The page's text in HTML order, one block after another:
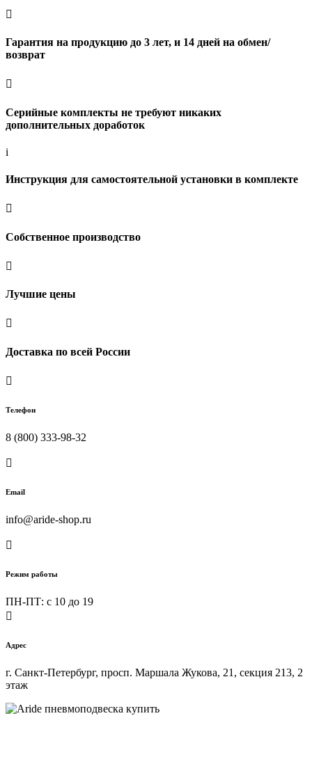

Гарантия на продукцию до 3 лет, и 14 дней на обмен/
возврат

Серийные комплекты не требуют никаких
дополнительных доработок
i
Инструкция для самостоятельной установки в комплекте

Собственное производство

Лучшие цены

Доставка по всей России

Телефон
8 (800) 333-98-32

Email
info@aride-shop.ru

Режим работы
ПН-ПТ: c 10 до 19

Адрес
г. Санкт-Петербург, просп. Маршала Жукова, 21, секция 213, 2
этаж